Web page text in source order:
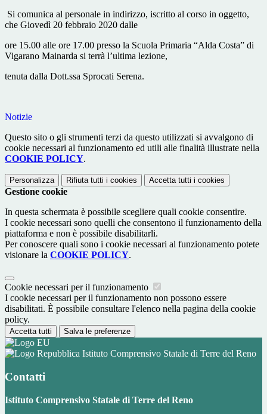
Si comunica al personale in indirizzo, iscritto al corso in oggetto,
che Giovedì 20 febbraio 2020 dalle
ore 15.00 alle ore 17.00 presso la Scuola Primaria “Alda Costa” di
Vigarano Mainarda si terrà l’ultima lezione,
tenuta dalla Dott.ssa Sprocati Serena.
Notizie
Questo sito o gli strumenti terzi da questo utilizzati si avvalgono di
cookie necessari al funzionamento ed utili alle finalità illustrate nella
COOKIE POLICY.
Personalizza Rifiuta tutti i cookies Accetta tutti i cookies
Gestione cookie
In questa schermata è possibile scegliere quali cookie consentire.
I cookie necessari sono quelli che consentono il funzionamento della
piattaforma e non è possibile disabilitarli.
Per conoscere quali sono i cookie necessari al funzionamento potete
visionare la COOKIE POLICY.
Cookie necessari per il funzionamento
I cookie necessari per il funzionamento non possono essere
disabilitati. È possibile consultare l'elenco nella pagina della cookie
policy.
Accetta tutti Salva le preferenze
Istituto Comprensivo Statale di Terre del Reno
Contatti
Istituto Comprensivo Statale di Terre del Reno